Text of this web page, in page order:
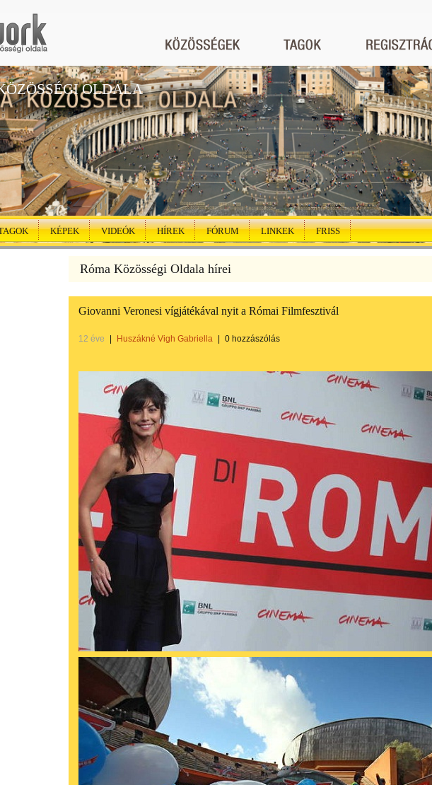
OLDALA
KÉPEK VIDEÓK HÍREK FÓRUM LINKEK FRISS
Róma Közösségi Oldala hírei
Giovanni Veronesi vígjátékával nyit a Római Filmfesztivál
12 éve Huszákné Vigh Gabriella 0 hozzászólás